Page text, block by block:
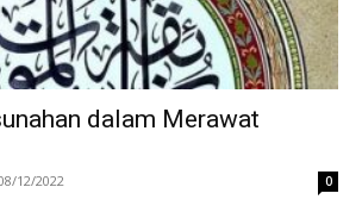
dalam Merawat
12/2022 0